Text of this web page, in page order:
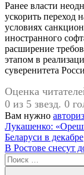
Ранее власти
ускорить переход
условиях
иностранного
расширение
этапом в
суверенитета
Оценка
0 из 5 звезд. 0
Вам нужно
Навигация
по
записям
Предыдущая
запись:
Лукашенко:
Беларуси в декабре
Следующая
запись:
В Ростове снесут
Поиск
для: